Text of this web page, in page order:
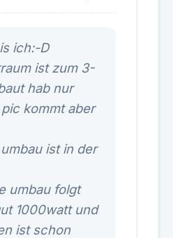
ich:-D
ist zum 3-
hab nur
kommt aber
ist in der
umbau folgt
1000watt und
ist schon